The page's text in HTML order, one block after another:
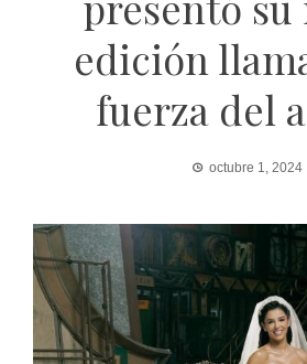
edición
fuerza del
octubre 1, 2024